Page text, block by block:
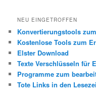
NEU EINGETROFFEN
Konvertierungstools
Kostenlose Tools zum
Elster Download
Texte Verschlüsseln für
Programme zum
Tote Links in den